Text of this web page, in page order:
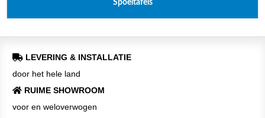
Spoeltafels
LEVERING & INSTALLATIE
door het hele land
RUIME SHOWROOM
voor en weloverwogen